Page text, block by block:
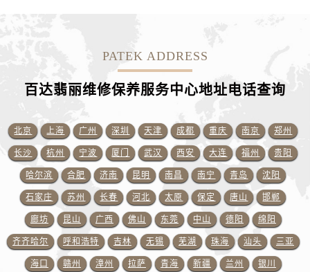
广东省广州市越秀区环市东路371-375号世界贸易中心大厦南塔15层1507室百达翡丽售后服务中心（需提前预约）
广东省惠州市惠城区江北文昌一路7号华贸大厦1座30层3005室百达翡丽售后服务中心（需提前预约）
广东省江门市蓬江区广场西路百达翡丽售后服务中心（需提前预约）
广东省揭阳市榕城进贤门步行街百达翡丽售后服务中心（需提前预约）
广东省茂名市电白区水东街道迎宾大道百达翡丽售后服务中心（需提前预约）
广东省梅州市梅江区金燕大道百达翡丽售后服务中心（需提前预约）
广东省清远市清城区湖西路百达翡丽售后服务中心（需提前预约）
广东省汕头市龙湖区长平路百达翡丽售后服务中心（需提前预约）
广东省汕尾市城区香洲街道园林社区翠园街百达翡丽售后服务中心（需提前预约）
PATEK ADDRESS
百达翡丽维修保养服务中心地址电话查询
北京 上海 广州 深圳 天津 成都 重庆 南京 郑州
长沙 杭州 宁波 厦门 武汉 西安 大连 福州 贵阳
哈尔滨 合肥 济南 昆明 南昌 南宁 青岛 沈阳
石家庄 苏州 长春 河北 太原 保定 唐山 邯郸
廊坊 昆山 广西 佛山 东莞 中山 德阳 绵阳
齐齐哈尔 呼和浩特 吉林 无锡 芜湖 珠海 汕头 三亚
海口 赣州 漳州 拉萨 青海 新疆 兰州 银川